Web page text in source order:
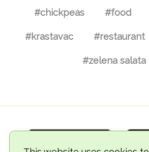
#chickpeas #food
#krastavac #restaurant
#zelena salata